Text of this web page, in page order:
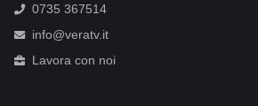
0735 367514
info@veratv.it
Lavora con noi